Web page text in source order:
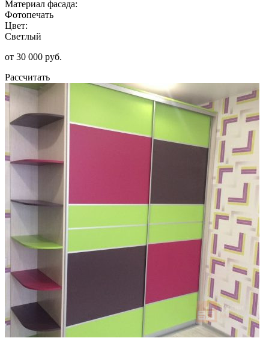
Материал фасада:
Фотопечать
Цвет:
Светлый
от 30 000 руб.
Рассчитать